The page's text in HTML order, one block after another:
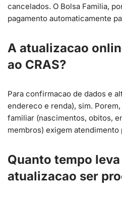
cancelados. O Bolsa Familia,
pagamento automaticamente
A atualizacao
ao CRAS?
Para confirmacao de dados e
endereco e renda), sim.
familiar (nascimentos, obitos,
membros) exigem atendimento
Quanto tempo
atualizacao ser